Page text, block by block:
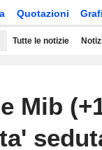
Quotazioni
Tutte le notizie
Mib